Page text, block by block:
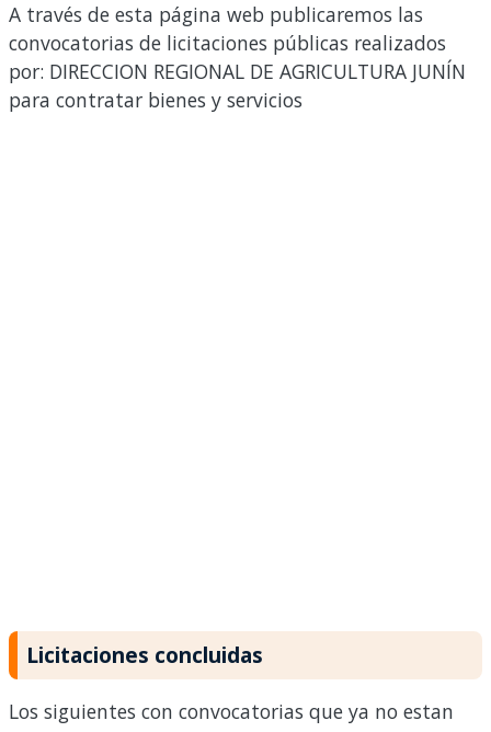
A través de esta página web publicaremos las
convocatorias de licitaciones públicas realizados
por: DIRECCION REGIONAL DE AGRICULTURA JUNÍN
para contratar bienes y servicios
Licitaciones concluidas
Los siguientes con convocatorias que ya no estan